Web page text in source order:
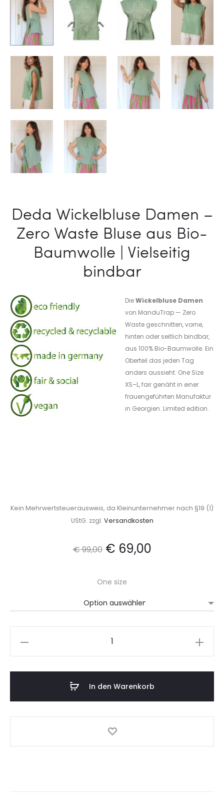
Deda Wickelbluse Damen –
Zero Waste Bluse aus Bio-
Baumwolle | Vielseitig
bindbar
DieWickelbluse Damen
von ManduTrap — Zero
Waste geschnitten, vorne,
hinten oder seitlich bindbar,
aus 100% Bio-Baumwolle. Ein
Oberteil das jeden Tag
anders aussieht. One Size
XS–L, fair genäht in einer
frauengeführten Manufaktur
in Georgien. Limited edition.
Kein Mehrwertsteuerausweis, da Kleinunternehmer nach §19 (1)
UStG. zzgl. Versandkosten
€99,00 Ursprünglicher
war:
€ 69,00Aktueller
One size
Bio-
In den Warenkorb